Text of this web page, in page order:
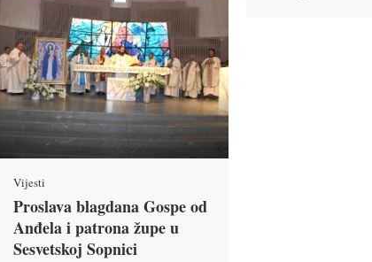
Vijesti
Proslava blagdana Gospe od
Anđela i patrona župe u
Sesvetskoj Sopnici